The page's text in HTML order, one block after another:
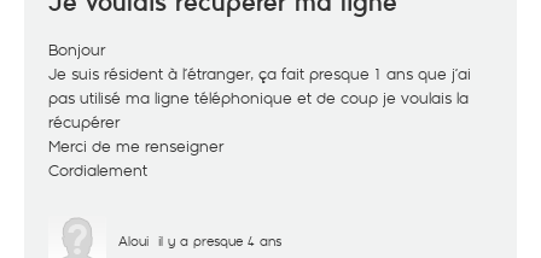
Bonjour
Je suis résident à l’étranger, ça fait presque 1 ans que j’ai
pas utilisé ma ligne téléphonique et de coup je voulais la
récupérer
Merci de me renseigner
Cordialement
Aloui il y a presque 4 ans